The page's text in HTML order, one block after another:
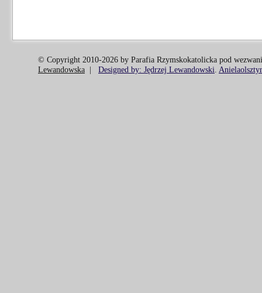
© Copyright 2010-2026 by Parafia Rzymskokatolicka pod
Lewandowska | Designed by: Jędrzej Lewandowski